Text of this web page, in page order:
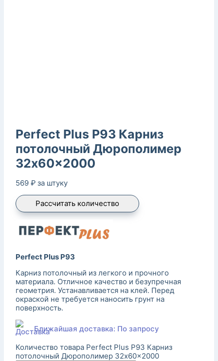
Perfect Plus P93 Карниз
потолочный Дюрополимер
32x60x2000
569 ₽ за штуку
Рассчитать количество
Perfect Plus P93
Карниз потолочный из легкого и прочного
материала. Отличное качество и безупречная
геометрия. Устанавливается на клей. Перед
окраской не требуется наносить грунт на
поверхность.
Ближайшая доставка: По запросу
Количество товара Perfect Plus P93 Карниз
потолочный Дюрополимер 32x60x2000